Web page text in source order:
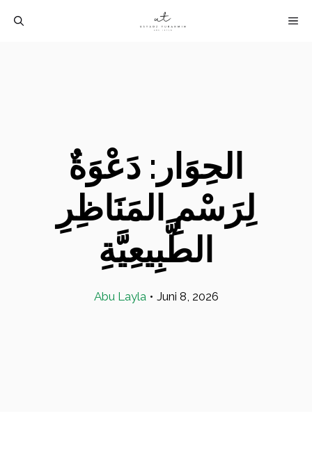
الحِوَار: دَعْوَةٌ
لِرَسْمِ المَنَاظِرِ
الطَّبِيعِيَّةِ
Abu Layla • Juni 8, 2026